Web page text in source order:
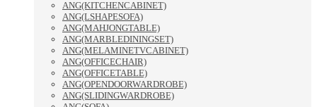
ANG(KITCHENCABINET)
ANG(LSHAPESOFA)
ANG(MAHJONGTABLE)
ANG(MARBLEDININGSET)
ANG(MELAMINETVCABINET)
ANG(OFFICECHAIR)
ANG(OFFICETABLE)
ANG(OPENDOORWARDROBE)
ANG(SLIDINGWARDROBE)